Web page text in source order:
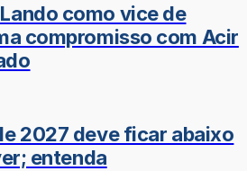
como vice de
compromisso com Acir
2027 deve ficar abaixo
entenda